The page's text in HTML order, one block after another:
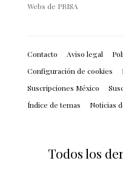
Webs de PRISA
Contacto Aviso legal
Configuración de cookies
Suscripciones México
Índice de temas
Noticias
Todos los